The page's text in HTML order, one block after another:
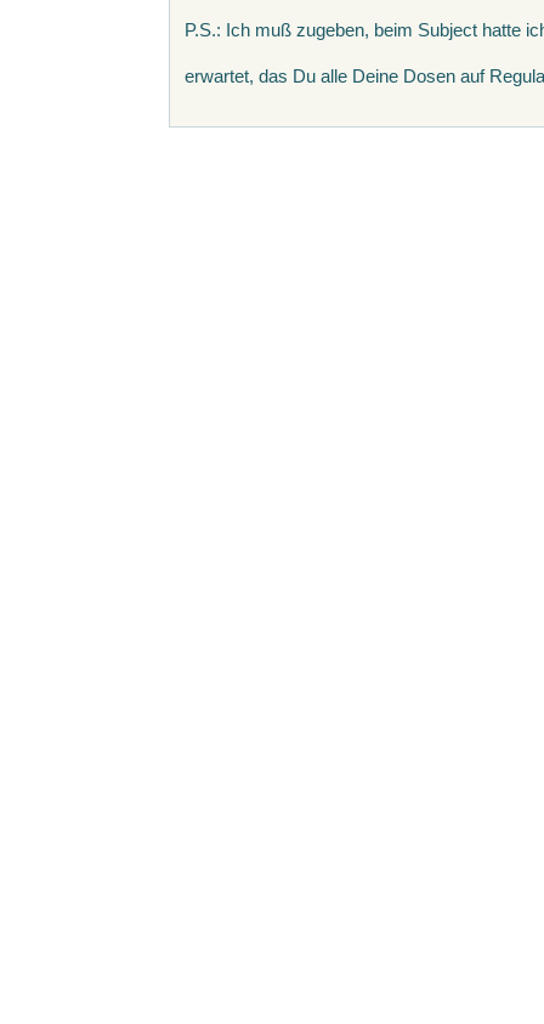
P.S.: Ich muß zugeben, beim Subject hatte
erwartet, das Du alle Deine Dosen auf